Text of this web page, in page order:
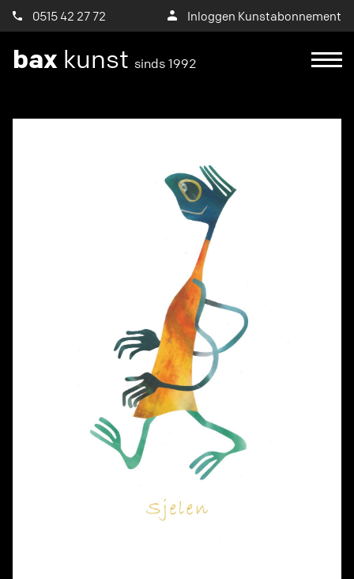
0515 42 27 72 Inloggen Kunstabonnement
bax kunst sinds 1992